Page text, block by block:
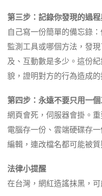
第三步：記錄你發現的過
自己寫一份簡單的備忘錄
監測工具或哪個方法，發
及、互動數是多少。這份
貌，證明對方的行為造成
第四步：永遠不要只用一
網頁會死，伺服器會掛。
電腦存一份、雲端硬碟存
編輯，連改檔名都可能被
法律小提醒
在台灣，網紅造謠抹黑，